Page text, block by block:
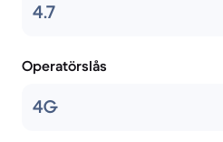
4.7
Operatörslås
4G